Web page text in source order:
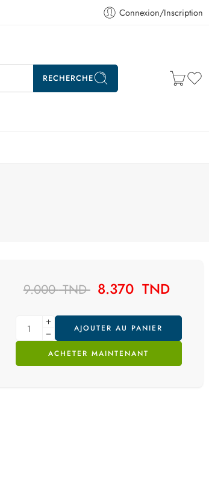
Connexion/Inscription
RECHERCHE
9.000TND 8.370 TND
AJOUTER AU PANIER
ACHETER MAINTENANT